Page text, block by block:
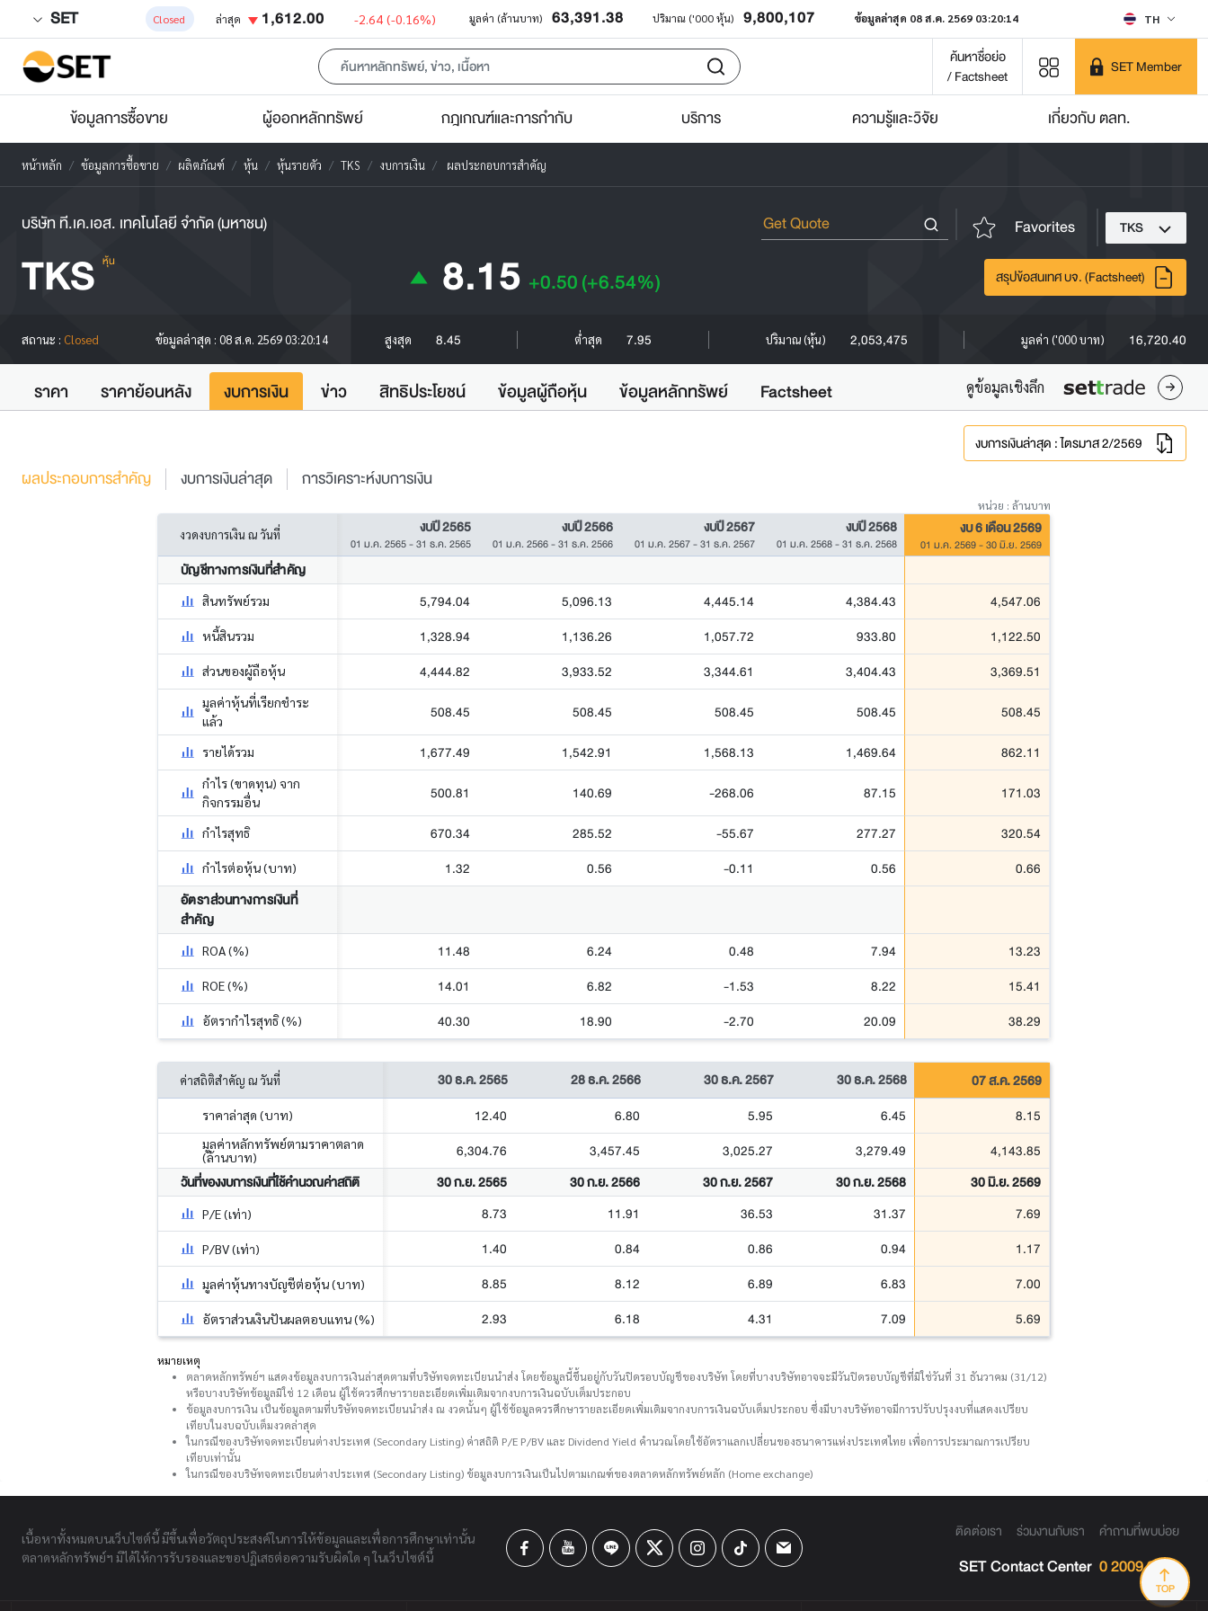
SET Closed ล่าสุด 1,612.00 -2.64 (-0.16%) มูลค่า (ล้านบาท) 63,391.38 ปริมาณ ('000 หุ้น) 9,800,107 ข้อมูลล่าสุด 08 ส.ค. 2569 03:20:14 TH
ค้นหาชื่อย่อ
/ Factsheet
SET Member
ข้อมูลการซื้อขาย ผู้ออกหลักทรัพย์ กฎเกณฑ์และการกำกับ บริการ ความรู้และวิจัย เกี่ยวกับ ตลท.
หน้าหลัก ข้อมูลการซื้อขาย ผลิตภัณฑ์ หุ้น หุ้นรายตัว TKS งบการเงิน ผลประกอบการสำคัญ
บริษัท ที.เค.เอส. เทคโนโลยี จำกัด (มหาชน) Favorites TKS
TKS หุ้น 8.15 +0.50(+6.54%) สรุปข้อสนเทศ บจ. (Factsheet)
สถานะ : Closed ข้อมูลล่าสุด : 08 ส.ค. 2569 03:20:14 สูงสุด 8.45 ต่ำสุด 7.95 ปริมาณ (หุ้น) 2,053,475 มูลค่า ('000 บาท) 16,720.40
ราคา ราคาย้อนหลัง งบการเงิน ข่าว สิทธิประโยชน์ ข้อมูลผู้ถือหุ้น ข้อมูลหลักทรัพย์ Factsheet ดูข้อมูลเชิงลึก
งบการเงินล่าสุด : ไตรมาส 2/2569
ผลประกอบการสำคัญ งบการเงินล่าสุด การวิเคราะห์งบการเงิน
หน่วย : ล้านบาท
งวดงบการเงิน ณ วันที่ งบปี 2565
01 ม.ค. 2565 - 31 ธ.ค. 2565
งบปี 2566
01 ม.ค. 2566 - 31 ธ.ค. 2566
งบปี 2567
01 ม.ค. 2567 - 31 ธ.ค. 2567
งบปี 2568
01 ม.ค. 2568 - 31 ธ.ค. 2568
งบ 6 เดือน 2569
01 ม.ค. 2569 - 30 มิ.ย. 2569
บัญชีทางการเงินที่สำคัญ
สินทรัพย์รวม 5,794.04 5,096.13 4,445.14 4,384.43 4,547.06
หนี้สินรวม 1,328.94 1,136.26 1,057.72 933.80 1,122.50
ส่วนของผู้ถือหุ้น 4,444.82 3,933.52 3,344.61 3,404.43 3,369.51
มูลค่าหุ้นที่เรียกชำระ
แล้ว
508.45 508.45 508.45 508.45 508.45
รายได้รวม 1,677.49 1,542.91 1,568.13 1,469.64 862.11
กำไร (ขาดทุน) จาก
กิจกรรมอื่น
500.81 140.69 -268.06 87.15 171.03
กำไรสุทธิ 670.34 285.52 -55.67 277.27 320.54
กำไรต่อหุ้น (บาท) 1.32 0.56 -0.11 0.56
0.66
อัตราส่วนทางการเงินที่
สำคัญ
ROA (%) 11.48 6.24 0.48 7.94 13.23
ROE (%) 14.01 6.82 -1.53 8.22 15.41
อัตรากำไรสุทธิ (%) 40.30 18.90 -2.70 20.09 38.29
ค่าสถิติสำคัญ ณ วันที่ 30 ธ.ค. 2565 28 ธ.ค. 2566 30 ธ.ค. 2567 30 ธ.ค. 2568 07 ส.ค. 2569
ราคาล่าสุด (บาท) 12.40 6.80 5.95 6.45 8.15
มูลค่าหลักทรัพย์ตามราคาตลาด
(ล้านบาท)
6,304.76 3,457.45 3,025.27 3,279.49
4,143.85
วันที่ของงบการเงินที่ใช้คำนวณค่าสถิติ
30 ก.ย. 2565 30 ก.ย. 2566 30 ก.ย. 2567 30 ก.ย. 2568 30 มิ.ย. 2569
P/E (เท่า) 8.73 11.91 36.53 31.37 7.69
P/BV (เท่า) 1.40 0.84 0.86 0.94 1.17
มูลค่าหุ้นทางบัญชีต่อหุ้น (บาท) 8.85 8.12 6.89 6.83 7.00
อัตราส่วนเงินปันผลตอบแทน (%) 2.93 6.18 4.31 7.09 5.69
หมายเหตุ
ตลาดหลักทรัพย์ฯ แสดงข้อมูลงบการเงินล่าสุดตามที่บริษัทจดทะเบียนนำส่ง โดยข้อมูลนี้ขึ้นอยู่กับวันปิดรอบบัญชีของบริษัท โดยที่บางบริษัทอาจจะมีวันปิดรอบบัญชีที่มิใช่วันที่ 31 ธันวาคม (31/12)
หรือบางบริษัทข้อมูลมิใช่ 12 เดือน ผู้ใช้ควรศึกษารายละเอียดเพิ่มเติมจากงบการเงินฉบับเต็มประกอบ
ข้อมูลงบการเงิน เป็นข้อมูลตามที่บริษัทจดทะเบียนนำส่ง ณ งวดนั้นๆ ผู้ใช้ข้อมูลควรศึกษารายละเอียดเพิ่มเติมจากงบการเงินฉบับเต็มประกอบ ซึ่งมีบางบริษัทอาจมีการปรับปรุงงบที่แสดงเปรียบ
เทียบในงบฉบับเต็มงวดล่าสุด
ในกรณีของบริษัทจดทะเบียนต่างประเทศ (Secondary Listing) ค่าสถิติ P/E P/BV และ Dividend Yield คำนวณโดยใช้อัตราแลกเปลี่ยนของธนาคารแห่งประเทศไทย เพื่อการประมาณการเปรียบ
เทียบเท่านั้น
ในกรณีของบริษัทจดทะเบียนต่างประเทศ (Secondary Listing) ข้อมูลงบการเงินเป็นไปตามเกณฑ์ของตลาดหลักทรัพย์หลัก (Home exchange)
TOP
เนื้อหาทั้งหมดบนเว็บไซต์นี้ มีขึ้นเพื่อวัตถุประสงค์ในการให้ข้อมูลและเพื่อการศึกษาเท่านั้น
ตลาดหลักทรัพย์ฯ มิได้ให้การรับรองและขอปฏิเสธต่อความรับผิดใด ๆ ในเว็บไซต์นี้
ติดต่อเรา ร่วมงานกับเรา คำถามที่พบบ่อย
SET Contact Center 0 2009 9999